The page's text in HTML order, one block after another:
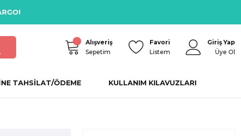
Alışveriş
Sepetim
Favori
Listem
Giriş Yap
Üye Ol
TAHSİLAT/ÖDEME KULLANIM KILAVUZLARI